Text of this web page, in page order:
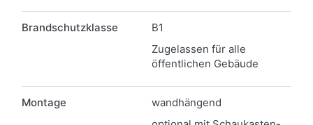
Brandschutzklasse
B1
Zugelassen für alle
öffentlichen Gebäude
Montage
wandhängend